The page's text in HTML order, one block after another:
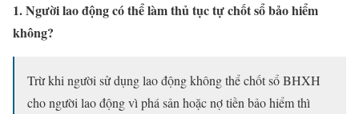
1. Người lao động có thể làm thủ tục tự chốt sổ bảo hiểm
không?
Trừ khi người sử dụng lao động không thể chốt sổ BHXH
cho người lao động vì phá sản hoặc nợ tiền bảo hiểm thì